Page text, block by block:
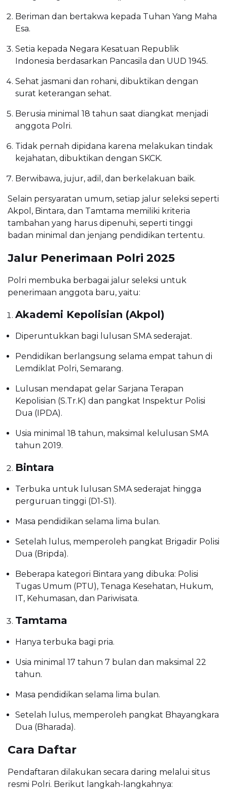
Beriman dan bertakwa kepada Tuhan Yang Maha
Esa.
Setia kepada Negara Kesatuan Republik
Indonesia berdasarkan Pancasila dan UUD 1945.
Sehat jasmani dan rohani, dibuktikan dengan
surat keterangan sehat.
Berusia minimal 18 tahun saat diangkat menjadi
anggota Polri.
Tidak pernah dipidana karena melakukan tindak
kejahatan, dibuktikan dengan SKCK.
Berwibawa, jujur, adil, dan berkelakuan baik.
Selain persyaratan umum, setiap jalur seleksi seperti
Akpol, Bintara, dan Tamtama memiliki kriteria
tambahan yang harus dipenuhi, seperti tinggi
badan minimal dan jenjang pendidikan tertentu.
Jalur Penerimaan Polri 2025
Polri membuka berbagai jalur seleksi untuk
penerimaan anggota baru, yaitu:
Akademi Kepolisian (Akpol)
Diperuntukkan bagi lulusan SMA sederajat.
Pendidikan berlangsung selama empat tahun di
Lemdiklat Polri, Semarang.
Lulusan mendapat gelar Sarjana Terapan
Kepolisian (S.Tr.K) dan pangkat Inspektur Polisi
Dua (IPDA).
Usia minimal 18 tahun, maksimal kelulusan SMA
tahun 2019.
Bintara
Terbuka untuk lulusan SMA sederajat hingga
perguruan tinggi (D1-S1).
Masa pendidikan selama lima bulan.
Setelah lulus, memperoleh pangkat Brigadir Polisi
Dua (Bripda).
Beberapa kategori Bintara yang dibuka: Polisi
Tugas Umum (PTU), Tenaga Kesehatan, Hukum,
IT, Kehumasan, dan Pariwisata.
Tamtama
Hanya terbuka bagi pria.
Usia minimal 17 tahun 7 bulan dan maksimal 22
tahun.
Masa pendidikan selama lima bulan.
Setelah lulus, memperoleh pangkat Bhayangkara
Dua (Bharada).
Cara Daftar
Pendaftaran dilakukan secara daring melalui situs
resmi Polri. Berikut langkah-langkahnya: